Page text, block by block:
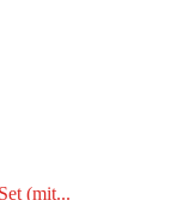
(mit...